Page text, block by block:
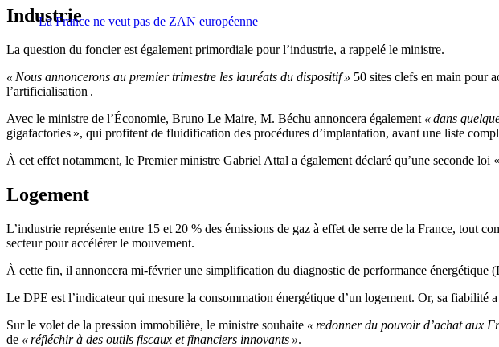
La France ne veut pas de ZAN européenne
Industrie
La question du foncier est également primordiale pour l’industrie, a rappelé le ministre.
« Nous annoncerons au premier trimestre les lauréats du dispositif » 50 sites clefs en main pour
l’artificialisation .
Avec le ministre de l’Économie, Bruno Le Maire, M. Béchu annoncera également « dans
gigafactories », qui profitent de fluidification des procédures d’implantation, avant une liste
À cet effet notamment, le Premier ministre Gabriel Attal a également déclaré qu’une seconde loi
Logement
L’industrie représente entre 15 et 20 % des émissions de gaz à effet de serre de la France, tout
secteur pour accélérer le mouvement.
À cette fin, il annoncera mi-février une simplification du diagnostic de performance énergétique
Le DPE est l’indicateur qui mesure la consommation énergétique d’un logement. Or, sa fiabilité a
Sur le volet de la pression immobilière, le ministre souhaite « redonner du pouvoir d’achat aux
de « réfléchir à des outils fiscaux et financiers innovants ».